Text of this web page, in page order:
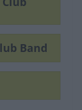
Band